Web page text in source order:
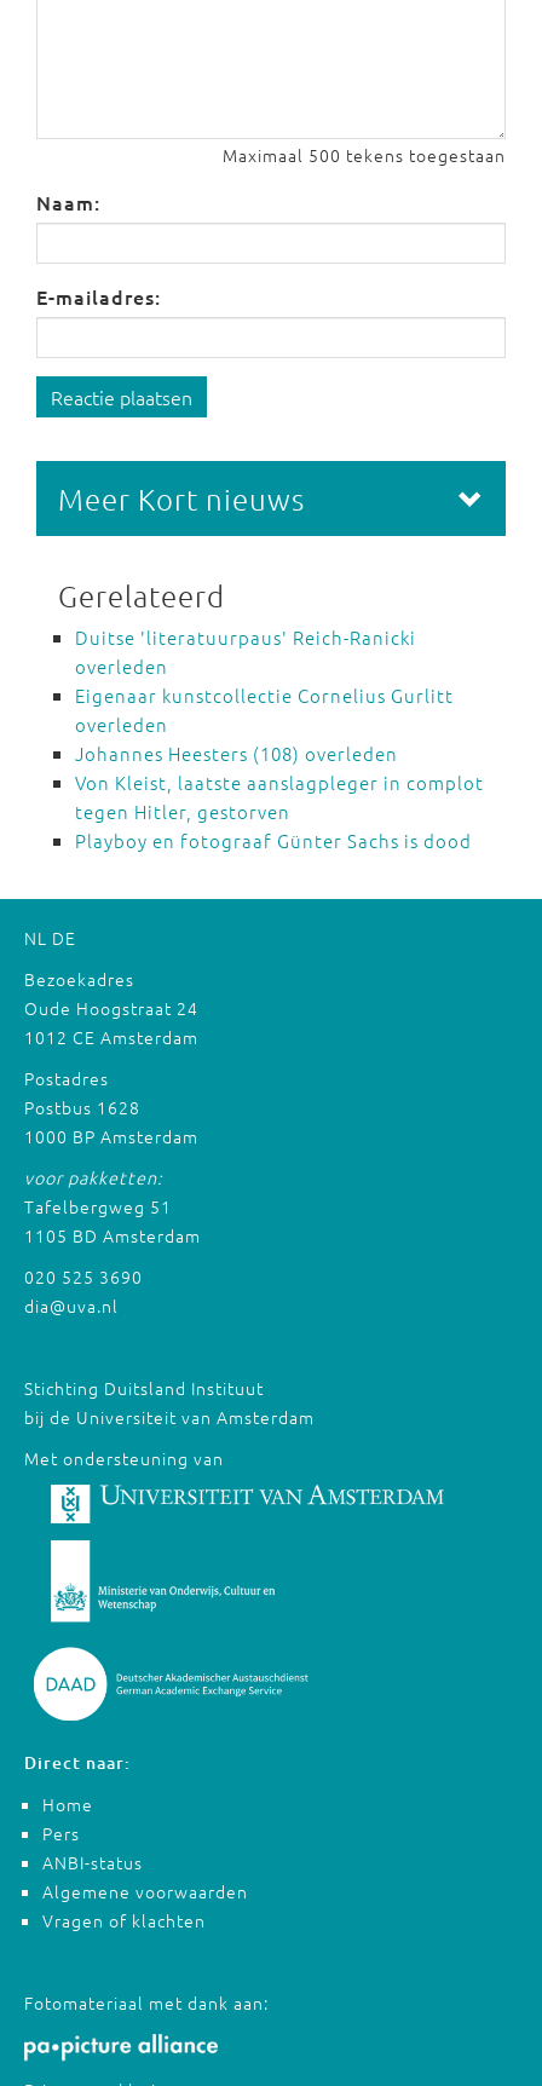
Maximaal 500 tekens toegestaan
Naam:
E-mailadres:
Reactie plaatsen
Meer Kort nieuws
Gerelateerd
Duitse 'literatuurpaus' Reich-Ranicki
overleden
Eigenaar kunstcollectie Cornelius Gurlitt
overleden
Johannes Heesters (108) overleden
Von Kleist, laatste aanslagpleger in complot
tegen Hitler, gestorven
Playboy en fotograaf Günter Sachs is dood
NL DE
Bezoekadres
Oude Hoogstraat 24
1012 CE Amsterdam
Postadres
Postbus 1628
1000 BP Amsterdam
voor pakketten:
Tafelbergweg 51
1105 BD Amsterdam
020 525 3690
dia@uva.nl
Stichting Duitsland Instituut
bij de Universiteit van Amsterdam
Met ondersteuning van
Direct naar:
Home
Pers
ANBI-status
Algemene voorwaarden
Vragen of klachten
Fotomateriaal met dank aan: